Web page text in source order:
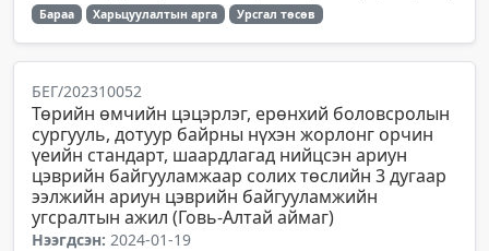
Бараа Харьцуулалтын арга Урсгал төсөв
БЕГ/202310052
Төрийн өмчийн цэцэрлэг, ерөнхий боловсролын
сургууль, дотуур байрны нүхэн жорлонг орчин
үеийн стандарт, шаардлагад нийцсэн ариун
цэврийн байгууламжаар солих төслийн 3 дугаар
ээлжийн ариун цэврийн байгууламжийн
угсралтын ажил (Говь-Алтай аймаг)
Нээгдсэн: 2024-01-19